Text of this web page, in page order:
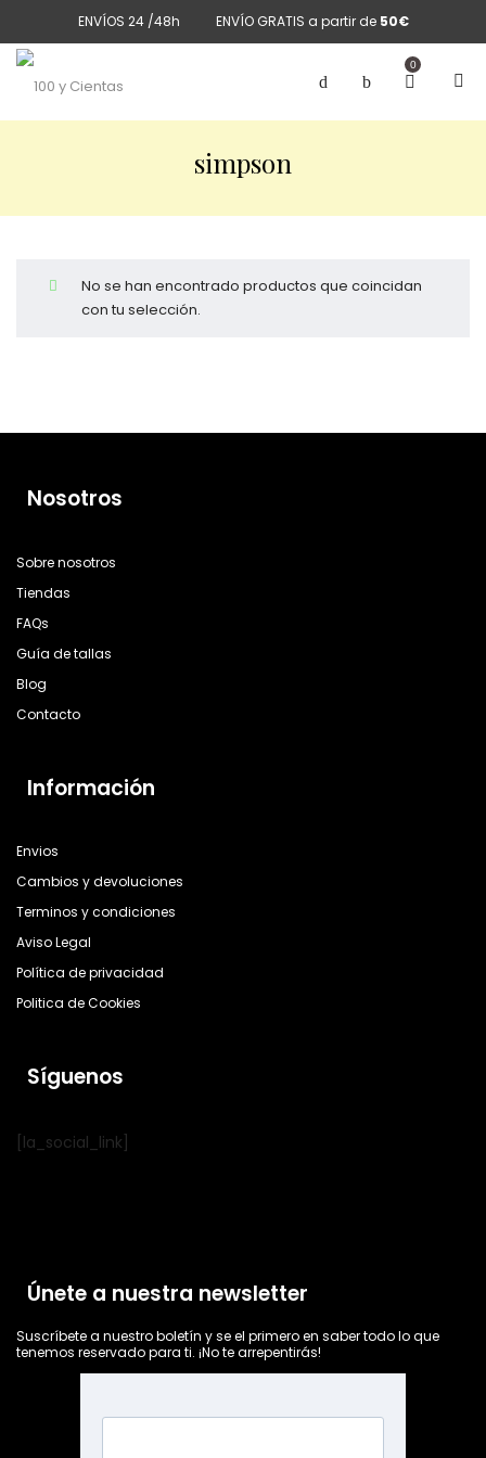
ENVÍOS 24 /48h ENVÍO GRATIS a partir de 50€
0
simpson
No se han encontrado productos que coincidan
con tu selección.
Nosotros
Sobre nosotros
Tiendas
FAQs
Guía de tallas
Blog
Contacto
Información
Envios
Cambios y devoluciones
Terminos y condiciones
Aviso Legal
Política de privacidad
Politica de Cookies
Síguenos
[la_social_link]
Únete a nuestra newsletter
Suscríbete a nuestro boletín y se el primero en saber todo lo que
tenemos reservado para ti. ¡No te arrepentirás!